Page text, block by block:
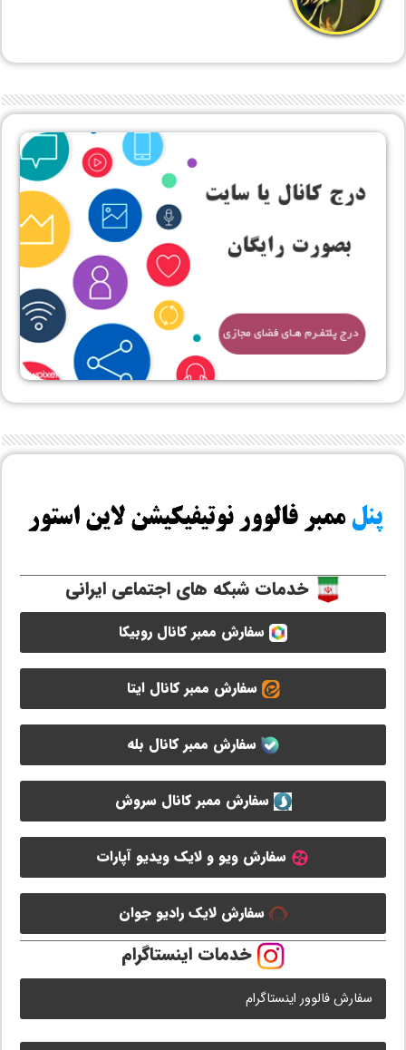
خدمات شبکه های اجتماعی ایرانی
سفارش ممبر کانال روبیکا
سفارش ممبر کانال ایتا
سفارش ممبر کانال بله
سفارش ممبر کانال سروش
سفارش ویو و لایک ویدیو آپارات
سفارش لایک رادیو جوان
خدمات اینستاگرام
سفارش فالوور اینستاگرام